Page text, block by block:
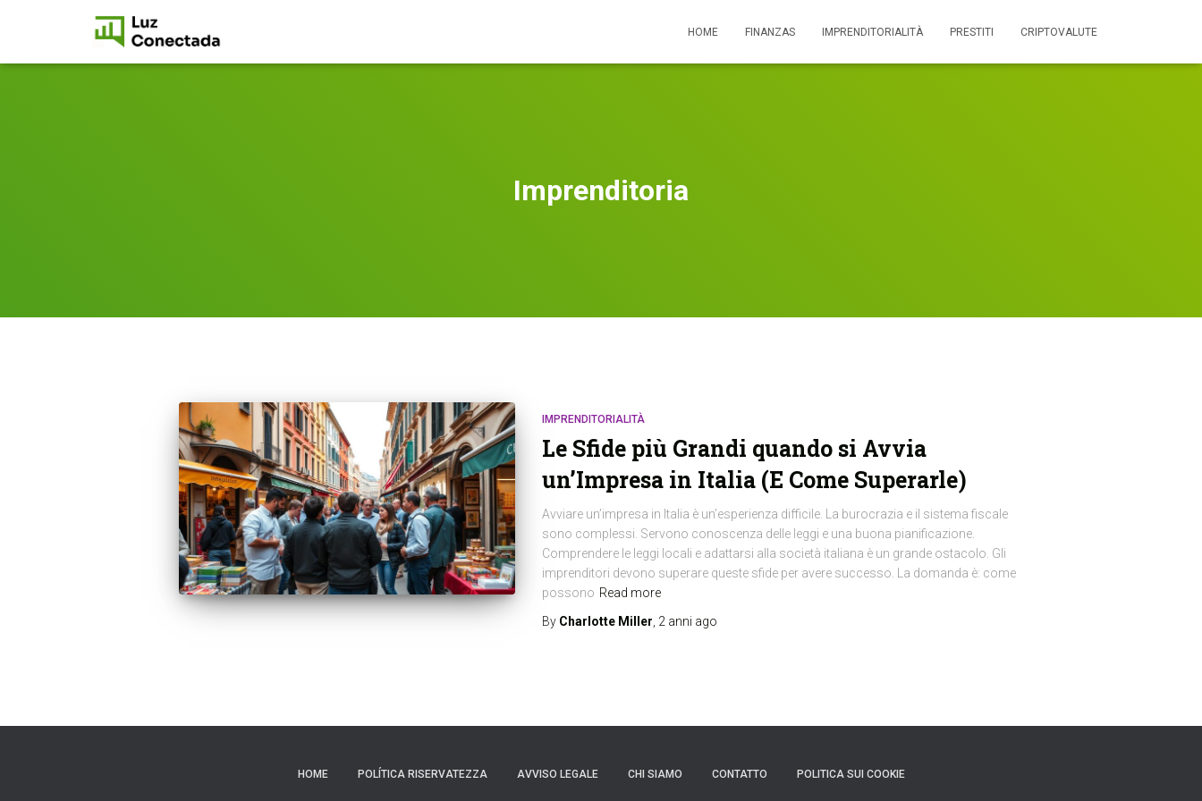
HOME FINANZAS IMPRENDITORIALITÀ PRESTITI CRIPTOVALUTE
Imprenditoria
IMPRENDITORIALITÀ
Le Sfide più Grandi quando si Avvia
un’Impresa in Italia (E Come Superarle)
Avviare un’impresa in Italia è un’esperienza difficile. La burocrazia e il sistema fiscale
sono complessi. Servono conoscenza delle leggi e una buona pianificazione.
Comprendere le leggi locali e adattarsi alla società italiana è un grande ostacolo. Gli
imprenditori devono superare queste sfide per avere successo. La domanda è: come
possono Read more
By Charlotte Miller 2 anni ago
HOME POLÍTICA RISERVATEZZA AVVISO LEGALE CHI SIAMO CONTATTO POLITICA SUI COOKIE